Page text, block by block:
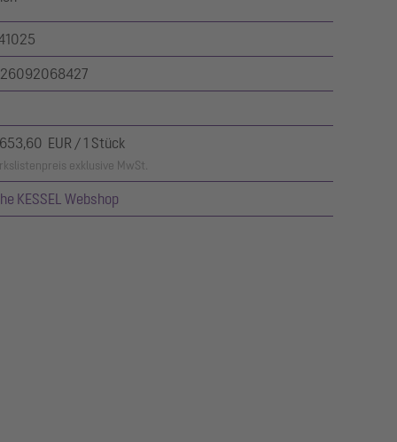
EUR / 1 Stück
exklusive MwSt.
KESSEL Webshop